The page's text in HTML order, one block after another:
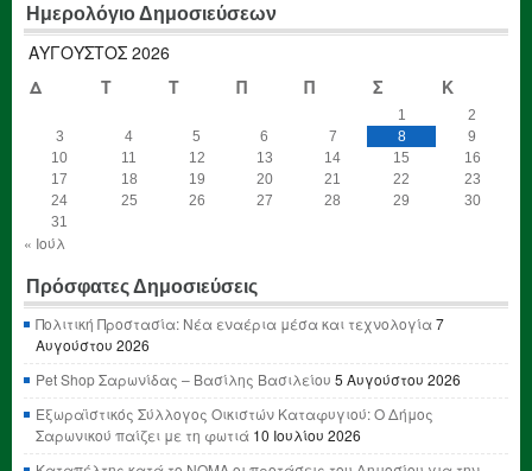
Ημερολόγιο Δημοσιεύσεων
ΑΎΓΟΥΣΤΟΣ 2026
Δ
Τ Τ Π Π Σ Κ
1
2
3
4 5 6 7 8
9
10
11 12 13 14 15
16
17
18 19 20 21 22
23
24
25 26 27 28 29
30
31
« Ιούλ
Πρόσφατες Δημοσιεύσεις
Πολιτική Προστασία: Νέα εναέρια μέσα και τεχνολογία7
Αυγούστου 2026
Pet Shop Σαρωνίδας – Βασίλης Βασιλείου 5 Αυγούστου 2026
Εξωραϊστικός Σύλλογος Οικιστών Καταφυγιού: Ο Δήμος
Σαρωνικού παίζει με τη φωτιά 10 Ιουλίου 2026